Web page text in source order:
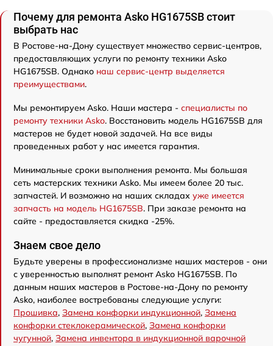
Почему для ремонта Asko HG1675SB стоит
выбрать нас
В Ростове-на-Дону существует множество сервис-центров,
предоставляющих услуги по ремонту техники Asko
HG1675SB. Однако наш сервис-центр выделяется
преимуществами.
Мы ремонтируем Asko. Наши мастера - специалисты по
ремонту техники Asko. Восстановить модель HG1675SB для
мастеров не будет новой задачей. На все виды
проведенных работ у нас имеется гарантия.
Минимальные сроки выполнения ремонта. Мы большая
сеть мастерских техники Asko. Мы имеем более 20 тыс.
запчастей. И возможно на наших складах уже имеется
запчасть на модель HG1675SB. При заказе ремонта на
сайте - предоставляется скидка -25%.
Знаем свое дело
Будьте уверены в профессионализме наших мастеров - они
с уверенностью выполнят ремонт Asko HG1675SB. По
данным наших мастеров в Ростове-на-Дону по ремонту
Asko, наиболее востребованы следующие услуги:
Прошивка, Замена конфорки индукционной, Замена
конфорки стеклокерамической, Замена конфорки
чугунной, Замена инвентора в индукционной варочной